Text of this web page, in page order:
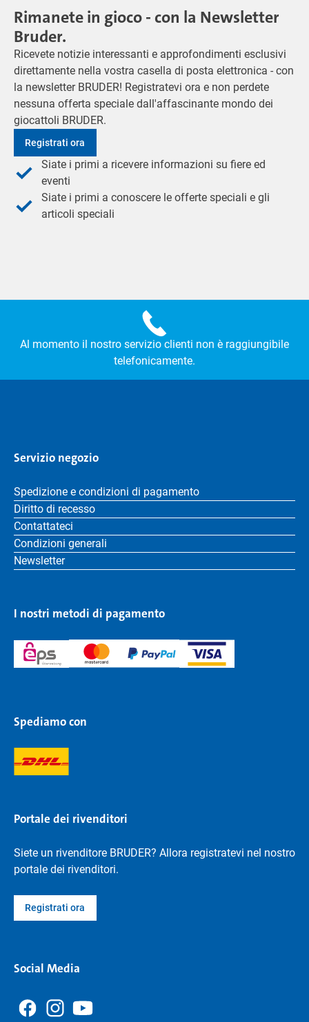
Rimanete in gioco - con la Newsletter
Bruder.
Ricevete notizie interessanti e approfondimenti esclusivi
direttamente nella vostra casella di posta elettronica - con
la newsletter BRUDER! Registratevi ora e non perdete
nessuna offerta speciale dall'affascinante mondo dei
giocattoli BRUDER.
Registrati ora
Siate i primi a ricevere informazioni su fiere ed
eventi
Siate i primi a conoscere le offerte speciali e gli
articoli speciali
Al momento il nostro servizio clienti non è raggiungibile
telefonicamente.
Servizio negozio
Spedizione e condizioni di pagamento
Diritto di recesso
Contattateci
Condizioni generali
Newsletter
I nostri metodi di pagamento
Spediamo con
Portale dei rivenditori
Siete un rivenditore BRUDER? Allora registratevi nel nostro
portale dei rivenditori.
Registrati ora
Social Media